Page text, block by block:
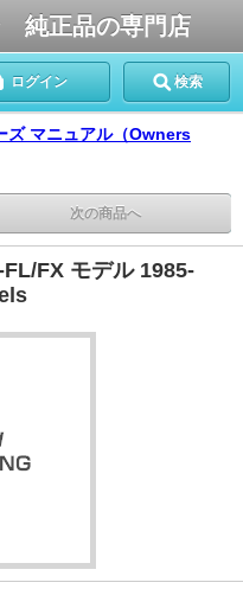
純正品の専門店
ログイン 検索
ズ マニュアル（Owners
次の商品へ
FX モデル 1985-